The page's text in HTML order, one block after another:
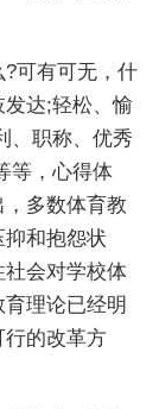
可有可无，什
发达;轻松、愉
、职称、优秀
等，心得体
多数体育教
和抱怨状
会对学校体
理论已经明
行的改革方